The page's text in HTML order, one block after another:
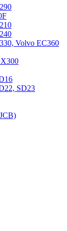
Volvo EC360
SD23